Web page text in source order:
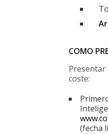
COMO
Presentar
coste:
(fecha